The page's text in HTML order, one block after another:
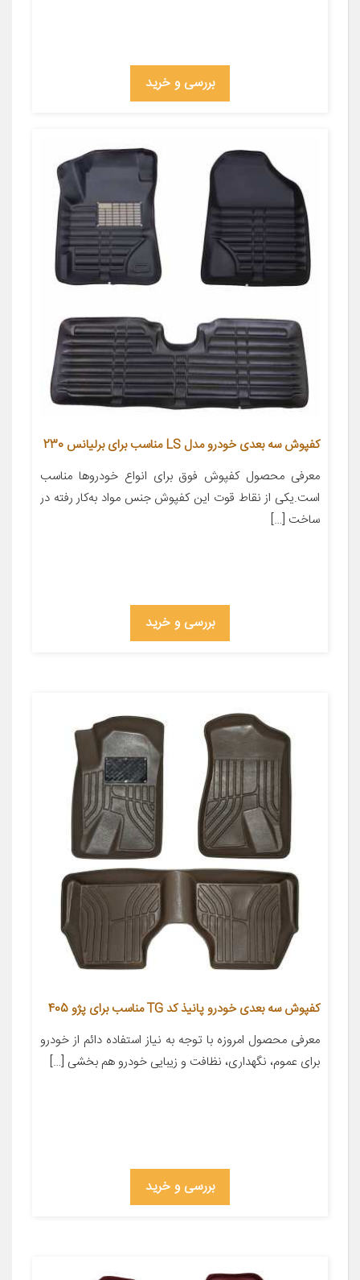
بررسی و خرید
کفپوش سه بعدی خودرو مدل LS مناسب برای برلیانس 230
معرفی محصول کفپوش فوق برای انواع خودروها مناسب
است.یکی از نقاط قوت این کفپوش جنس مواد به‌کار رفته در
ساخت […]
بررسی و خرید
کفپوش سه بعدی خودرو پانیذ کد TG مناسب برای پژو 405
معرفی محصول امروزه با توجه به نیاز استفاده دائم از خودرو
برای عموم، نگهداری، نظافت و زیبایی خودرو هم بخشی […]
بررسی و خرید